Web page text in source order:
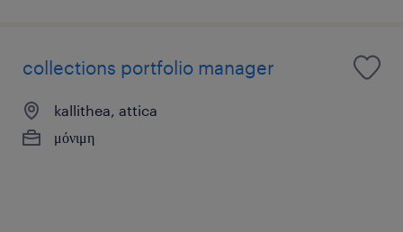
collections portfolio manager
kallithea, attica
μόνιμη